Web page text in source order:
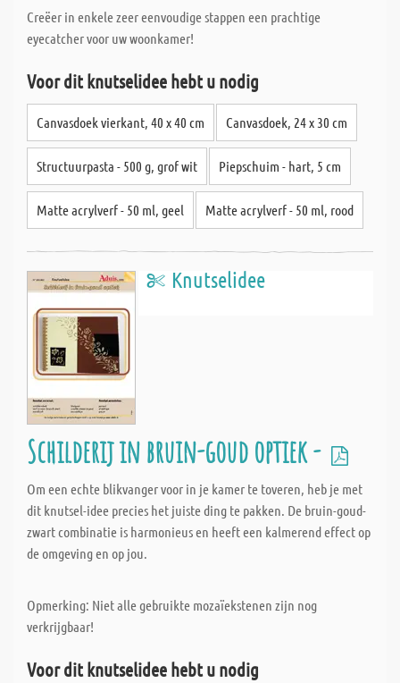
Creëer in enkele zeer eenvoudige stappen een prachtige
eyecatcher voor uw woonkamer!
Voor dit knutselidee hebt u nodig
Canvasdoek vierkant, 40 x 40 cm Canvasdoek, 24 x 30 cm
Structuurpasta - 500 g, grof wit Piepschuim - hart, 5 cm
Matte acrylverf - 50 ml, geel Matte acrylverf - 50 ml, rood
Knutselidee
Schilderij in bruin-goud optiek -
Om een echte blikvanger voor in je kamer te toveren, heb je met
dit knutsel-idee precies het juiste ding te pakken. De bruin-goud-
zwart combinatie is harmonieus en heeft een kalmerend effect op
de omgeving en op jou.
Opmerking: Niet alle gebruikte mozaïekstenen zijn nog
verkrijgbaar!
Voor dit knutselidee hebt u nodig